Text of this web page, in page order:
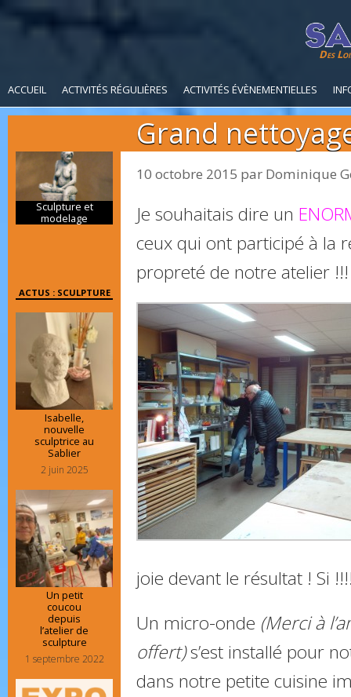
Des
ACCUEIL ACTIVITÉS RÉGULIÈRES ACTIVITÉS ÉVÈNEMENTIELLES
Grand
10 octobre 2015 par Dominique
Je souhaitais dire un
ceux qui ont participé à la
propreté de notre atelier !!!
joie devant le résultat ! Si
Un micro-onde (Merci à
offert)s’est installé pour
dans notre petite cuisine
Sculpture et
modelage
ACTUS : SCULPTURE
Isabelle,
nouvelle
sculptrice au
Sablier
2 juin 2025
Un petit
coucou
depuis
l’atelier de
sculpture
1 septembre 2022